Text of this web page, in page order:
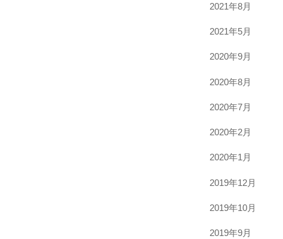
2021年8月
2021年5月
2020年9月
2020年8月
2020年7月
2020年2月
2020年1月
2019年12月
2019年10月
2019年9月